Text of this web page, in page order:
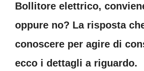
Bollitore elettrico,
oppure no? La risposta
conoscere per agire di
ecco i dettagli a riguardo.